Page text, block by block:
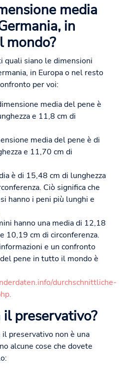
media
in
mondo?
quali siano le dimensioni
in Europa o nel resto
per voi:
media del pene è
e 11,8 cm di
media del pene è di
e 11,70 cm di
è di 15,48 cm di lunghezza
Ciò significa che
hanno i peni più lunghi e
hanno una media di 12,18
10,19 cm di circonferenza.
e un confronto
pene in tutto il mondo è
durchschnittliche-
il preservativo?
preservativo non è una
alcune cose che dovete